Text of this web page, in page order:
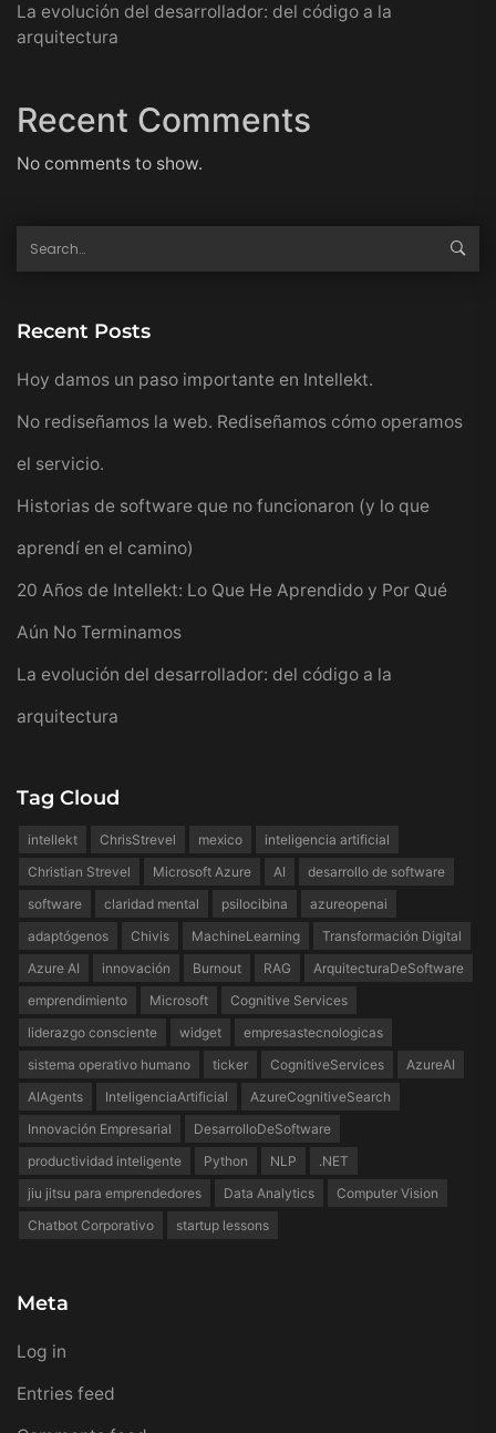
La evolución del desarrollador: del código a la
arquitectura
Recent Comments
No comments to show.
Recent Posts
Hoy damos un paso importante en Intellekt.
No rediseñamos la web. Rediseñamos cómo operamos
el servicio.
Historias de software que no funcionaron (y lo que
aprendí en el camino)
20 Años de Intellekt: Lo Que He Aprendido y Por Qué
Aún No Terminamos
La evolución del desarrollador: del código a la
arquitectura
Tag Cloud
intellekt ChrisStrevel mexico
inteligencia artificial
Christian Strevel
Microsoft Azure AI
desarrollo de software
software
claridad mental psilocibina
azureopenai
adaptógenos
Chivis MachineLearning
Transformación Digital
Azure AI
innovación Burnout RAG
ArquitecturaDeSoftware
emprendimiento
Microsoft
Cognitive Services
liderazgo consciente
widget
empresastecnologicas
sistema operativo humano
ticker CognitiveServices
AzureAI
AIAgents
InteligenciaArtificial
AzureCognitiveSearch
Innovación Empresarial
DesarrolloDeSoftware
productividad inteligente
Python NLP
.NET
jiu jitsu para emprendedores
Data Analytics
Computer Vision
Chatbot Corporativo
startup lessons
Meta
Log in
Entries feed